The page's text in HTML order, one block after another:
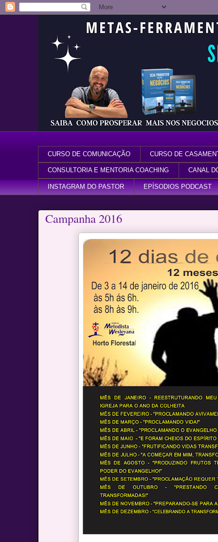
CURSO DE COMUNICAÇÃO CURSO DE
CONSULTORIA E MENTORIA COACHING CANAL
INSTAGRAM DO PASTOR EPÍSODIOS PODCAST
Campanha 2016